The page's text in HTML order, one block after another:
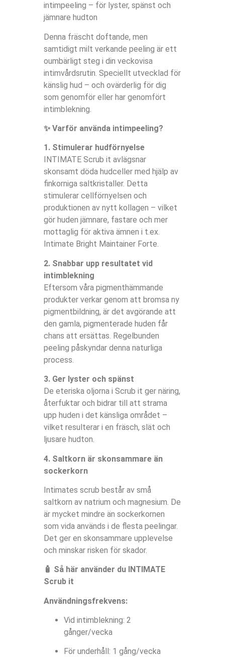
intimpeeling – för lyster, spänst och
jämnare hudton
Denna fräscht doftande, men
samtidigt milt verkande peeling är ett
oumbärligt steg i din veckovisa
intimvårdsrutin. Speciellt utvecklad för
känslig hud – och ovärderlig för dig
som genomför eller har genomfört
intimblekning.
✨ Varför använda intimpeeling?
1. Stimulerar hudförnyelse
INTIMATE Scrub it avlägsnar
skonsamt döda hudceller med hjälp av
finkorniga saltkristaller. Detta
stimulerar cellförnyelsen och
produktionen av nytt kollagen – vilket
gör huden jämnare, fastare och mer
mottaglig för aktiva ämnen i t.ex.
Intimate Bright Maintainer Forte.
2. Snabbar upp resultatet vid
intimblekning
Eftersom våra pigmenthämmande
produkter verkar genom att bromsa ny
pigmentbildning, är det avgörande att
den gamla, pigmenterade huden får
chans att ersättas. Regelbunden
peeling påskyndar denna naturliga
process.
3. Ger lyster och spänst
De eteriska oljorna i Scrub it ger näring,
återfuktar och bidrar till att strama
upp huden i det känsliga området –
vilket resulterar i en fräsch, slät och
ljusare hudton.
4. Saltkorn är skonsammare än
sockerkorn
Intimates scrub består av små
saltkorn av natrium och magnesium. De
är mycket mindre än sockerkornen
som vida används i de flesta peelingar.
Det ger en skonsammare upplevelse
och minskar risken för skador.
🧴 Så här använder du INTIMATE
Scrub it
Användningsfrekvens:
Vid intimblekning: 2
gånger/vecka
För underhåll: 1 gång/vecka